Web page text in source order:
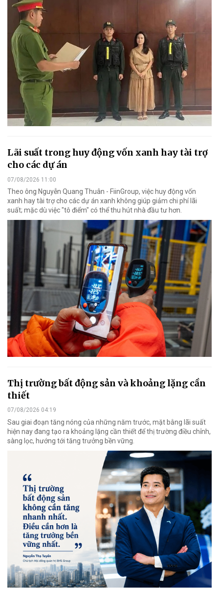
Lãi suất trong huy động vốn xanh hay tài trợ
cho các dự án
07/08/2026 11:00
Theo ông Nguyễn Quang Thuân - FiinGroup, việc huy động vốn
xanh hay tài trợ cho các dự án xanh không giúp giảm chi phí lãi
suất; mặc dù việc "tô điểm" có thể thu hút nhà đầu tư hơn.
Thị trường bất động sản và khoảng lặng cần
thiết
07/08/2026 04:19
Sau giai đoạn tăng nóng của những năm trước, mặt bằng lãi suất
hiện nay đang tạo ra khoảng lặng cần thiết để thị trường điều chỉnh,
sàng lọc, hướng tới tăng trưởng bền vững.